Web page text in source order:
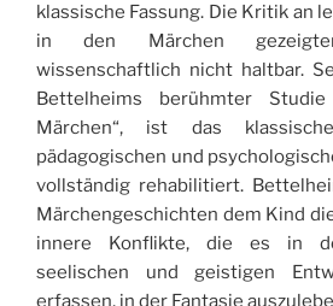
klassische Fassung. Die Kritik an
in den Märchen
wissenschaftlich nicht haltbar.
Bettelheims berühmter Studie
Märchen“, ist das
pädagogischen und
vollständig rehabilitiert.
Märchengeschichten dem Kind
innere Konflikte, die es in
seelischen und geistigen
erfassen, in der Fantasie